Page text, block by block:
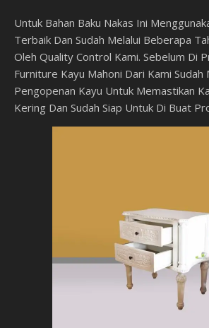
Untuk Bahan Baku Nakas Ini
Terbaik Dan Sudah Melalui Beberapa
Oleh Quality Control Kami. Sebelum Di
Furniture Kayu Mahoni Dari Kami Sudah
Pengopenan Kayu Untuk Memastikan
Kering Dan Sudah Siap Untuk Di Buat